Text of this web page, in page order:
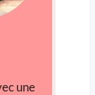
une